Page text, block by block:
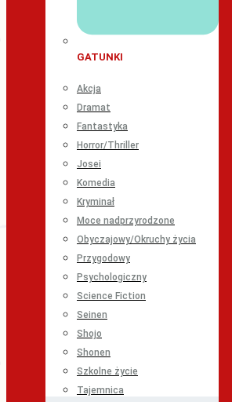
GATUNKI
Akcja
Dramat
Fantastyka
Horror/Thriller
Josei
Komedia
Kryminał
Moce nadprzyrodzone
Obyczajowy/Okruchy życia
Przygodowy
Psychologiczny
Science Fiction
Seinen
Shojo
Shonen
Szkolne życie
Tajemnica